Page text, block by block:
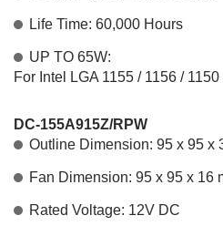
Life Time: 60,000 Hours
UP TO 65W:
For Intel LGA 1155 / 1156 /
DC-155A915Z/RPW
Outline Dimension: 95 x 95 x
Fan Dimension: 95 x 95 x 16
Rated Voltage: 12V DC